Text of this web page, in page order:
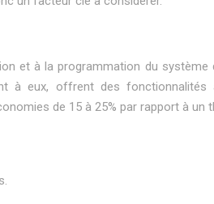
et à la programmation du
eux, offrent des fonctionnalités
de 15 à 25% par rapport à un